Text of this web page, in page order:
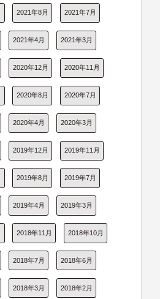
2021年8月 2021年7月
2021年4月 2021年3月
2020年12月 2020年11月
2020年8月 2020年7月
2020年4月 2020年3月
2019年12月 2019年11月
2019年8月 2019年7月
2019年4月 2019年3月
2018年11月 2018年10月
2018年7月 2018年6月
2018年3月 2018年2月